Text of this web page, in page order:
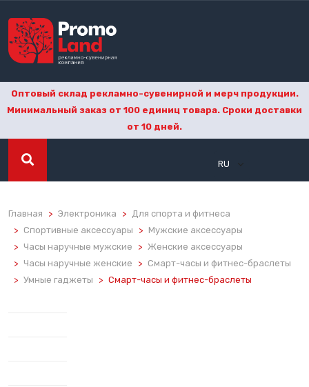
Оптовый склад рекламно-сувенирной и мерч продукции.
Минимальный заказ от 100 единиц товара. Сроки доставки
от 10 дней.
RU
Главная Электроника
Для спорта и фитнеса
Спортивные аксессуары
Мужские аксессуары
Часы наручные мужские
Женские аксессуары
Часы наручные женские
Смарт-часы и фитнес-браслеты
Умные гаджеты
Смарт-часы и фитнес-браслеты